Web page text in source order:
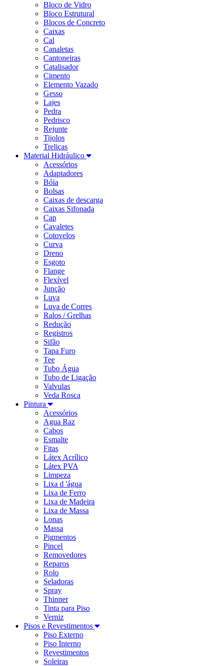
Bloco de Vidro
Bloco Estrutural
Blocos de Concreto
Caixas
Cal
Canaletas
Cantoneiras
Catalisador
Cimento
Elemento Vazado
Gesso
Lajes
Pedra
Pedrisco
Rejunte
Tijolos
Treliças
Material Hidráulico
Acessórios
Adaptadores
Bóia
Bolsas
Caixas de descarga
Caixas Sifonada
Cap
Cavaletes
Cotovelos
Curva
Dreno
Esgoto
Flange
Flexível
Junção
Luva
Luva de Corres
Ralos / Grelhas
Redução
Registros
Sifão
Tapa Furo
Tee
Tubo Água
Tubo de Ligação
Valvulas
Veda Rosca
Pintura
Acessórios
Agua Raz
Cabos
Esmalte
Fitas
Látex Acrílico
Látex PVA
Limpeza
Lixa d 'água
Lixa de Ferro
Lixa de Madeira
Lixa de Massa
Lonas
Massa
Pigmentos
Pincel
Removedores
Reparos
Rolo
Seladoras
Spray
Thinner
Tinta para Piso
Verniz
Pisos e Revestimentos
Piso Externo
Piso Interno
Revestimentos
Soleiras